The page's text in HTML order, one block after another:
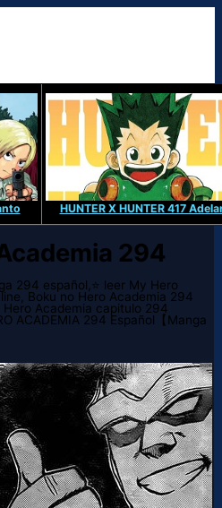
HUNTER X HUNTER 417
294
294 español,⭐ leer My Hero
Boku no Hero Academia 294
Hero Academia capitulo 294
ACADEMIA 294 Español【Manga